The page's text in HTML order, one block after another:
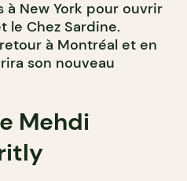
New York pour ouvrir
le Chez Sardine.
à Montréal et en
son nouveau
Mehdi